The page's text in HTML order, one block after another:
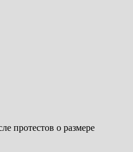
протестов о размере